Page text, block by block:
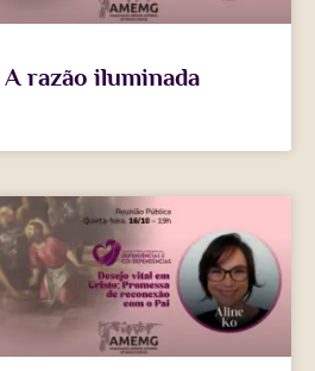
A razão iluminada